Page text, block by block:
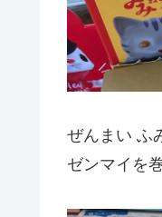
ぜんまい ふ
ゼンマイを